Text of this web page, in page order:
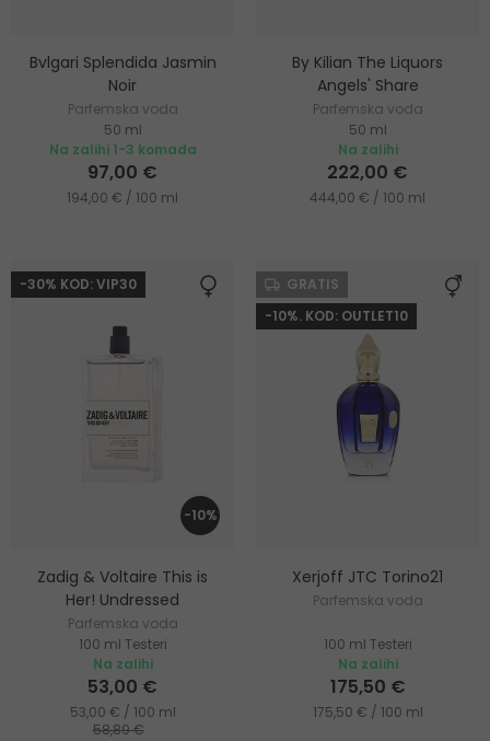
Bvlgari Splendida Jasmin
Noir
Parfemska voda
50 ml
Na zalihi 1-3 komada
97,00 €
194,00 € / 100 ml
By Kilian The Liquors
Angels' Share
Parfemska voda
50 ml
Na zalihi
222,00 €
444,00 € / 100 ml
-30% KOD: VIP30
-10%
Zadig & Voltaire This is
Her! Undressed
Parfemska voda
100 ml Testeri
Na zalihi
53,00 €
53,00 € / 100 ml
58,89 €
GRATIS
-10%. KOD: OUTLET10
Xerjoff JTC Torino21
Parfemska voda
100 ml Testeri
Na zalihi
175,50 €
175,50 € / 100 ml